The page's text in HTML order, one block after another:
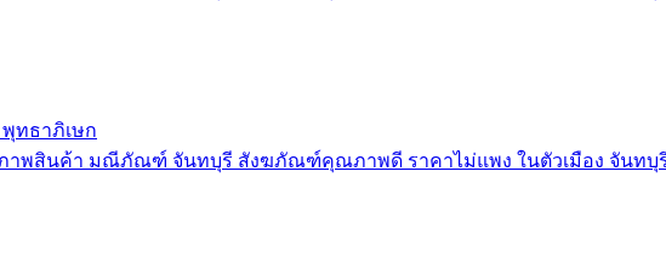
ทธาภิเษก
าพสินค้า มณีภัณฑ์ จันทบุรี สังฆภัณฑ์คุณภาพดี ราคาไม่แพง ในตัวเมือง จันทบุ